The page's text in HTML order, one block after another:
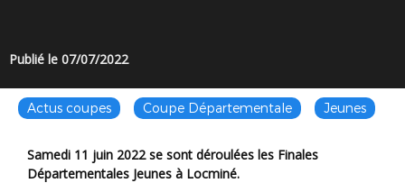
Publié le 07/07/2022
Actus coupes Coupe Départementale Jeunes
Samedi 11 juin 2022 se sont déroulées les Finales
Départementales Jeunes à Locminé.